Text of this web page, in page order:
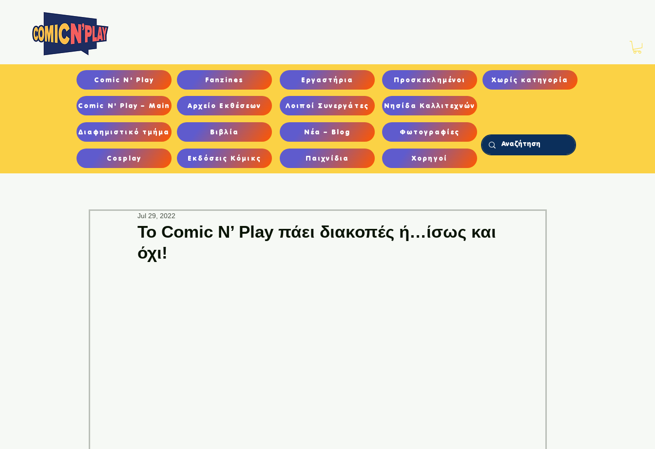
Comic N' Play Fanzines Εργαστήρια Προσκεκλημένοι Χωρίς κατηγορία
Comic N' Play – Main Αρχείο Εκθέσεων Λοιποί Συνεργάτες Νησίδα Καλλιτεχνών
Διαφημιστικό τμήμα Βιβλία
Cosplay Εκδόσεις Κόμικς
Νέα – Blog
Παιχνίδια
Φωτογραφίες
Χορηγοί
Το Comic N’ Play πάει διακοπές ή…ίσως και
όχι!
Jul 29, 2022